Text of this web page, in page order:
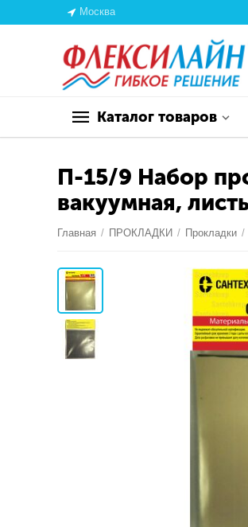
Москва
Каталог товаров
П-15/9 Набор
вакуумная,
Главная / ПРОКЛАДКИ / Прокладки /